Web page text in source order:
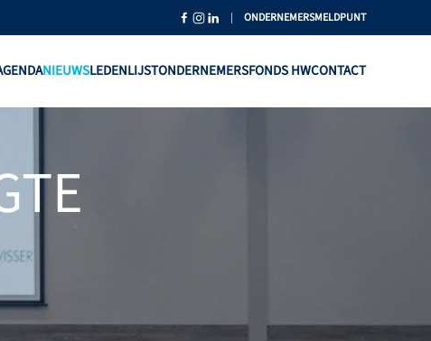
| ONDERNEMERSMELDPUNT
NIEUWSLEDENLIJSTONDERNEMERSFONDS HWCONTACT